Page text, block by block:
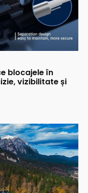
blocajele în
vizibilitate și